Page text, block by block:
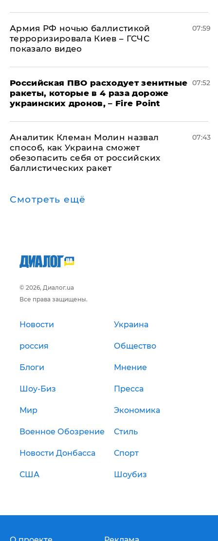
Армия РФ ночью баллистикой
терроризировала Киев – ГСЧС
показало видео
07:59
Российская ПВО расходует зенитные
ракеты, которые в 4 раза дороже
украинских дронов, – Fire Point
07:52
Аналитик Клеман Молин назвал
способ, как Украина сможет
обезопасить себя от российских
баллистических ракет
07:43
Смотреть ещё
© 2026, Диалог.ua
Все права защищены.
Новости Украина
россия Общество
Блоги Мнение
Шоу-Биз Пресса
Мир Экономика
Военное Обозрение Стиль
Новости Донбасса Спорт
США Шоубиз